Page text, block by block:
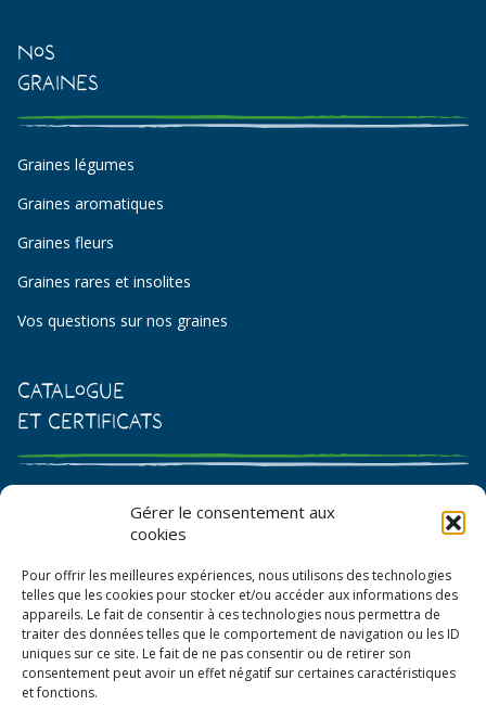
Gérer le consentement aux
cookies
Pour offrir les meilleures expériences, nous utilisons des technologies
telles que les cookies pour stocker et/ou accéder aux informations des
appareils. Le fait de consentir à ces technologies nous permettra de
traiter des données telles que le comportement de navigation ou les ID
uniques sur ce site. Le fait de ne pas consentir ou de retirer son
consentement peut avoir un effet négatif sur certaines caractéristiques
et fonctions.
Nos
Graines
Graines légumes
Graines aromatiques
Graines fleurs
Graines rares et insolites
Vos questions sur nos graines
Catalogue
et certificats
Catalogue de graines et semences
Bon de commande